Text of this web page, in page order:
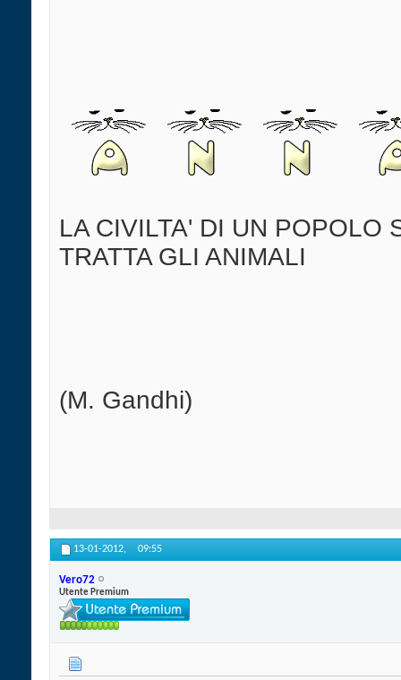
LA CIVILTA' DI UN POPOLO
TRATTA GLI ANIMALI
(M. Gandhi)
13-01-2012, 09:55
Vero72
Utente Premium